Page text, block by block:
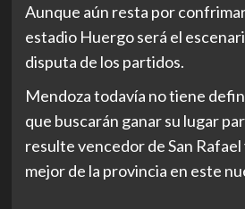
Aunque aún resta por
estadio Huergo será el
disputa de los partidos.
Mendoza todavía no tiene
que buscarán ganar su lugar
resulte vencedor de San Rafael
mejor de la provincia en este